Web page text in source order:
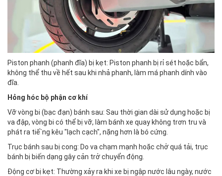
Piston phanh (phanh đĩa) bị kẹt: Piston phanh bị rỉ sét hoặc bẩn,
không thể thu về hết sau khi nhả phanh, làm má phanh dính vào
đĩa.
Hỏng hóc bộ phận cơ khí
Vỡ vòng bi (bạc đạn) bánh sau: Sau thời gian dài sử dụng hoặc bị
va đập, vòng bi có thể bị vỡ, làm bánh xe quay không trơn tru và
phát ra tiế`ng kêu "lạch cạch", nặng hơn là bó cứng.
Trục bánh sau bị cong: Do va chạm mạnh hoặc chở quá tải, trục
bánh bị biến dạng gây cản trở chuyển động.
Động cơ bị kẹt: Thường xảy ra khi xe bị ngập nước lâu ngày, nước